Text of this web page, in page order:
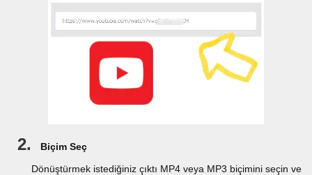
2.
Biçim Seç
Dönüştürmek istediğiniz çıktı MP4 veya MP3 biçimini seçin ve